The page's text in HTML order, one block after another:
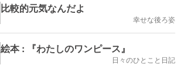
比較的元気なんだよ
幸せな後ろ姿
絵本 : 『わたしのワンピース』
日々のひとこと日記